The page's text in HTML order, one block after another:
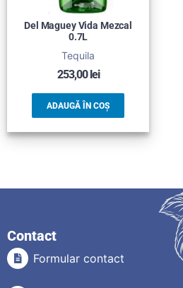
Del Maguey Vida Mezcal
0.7L
Tequila
253,00lei
ADAUGĂ ÎN COȘ
Contact
Formular contact